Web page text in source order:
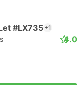
#LX735 +1
4.0